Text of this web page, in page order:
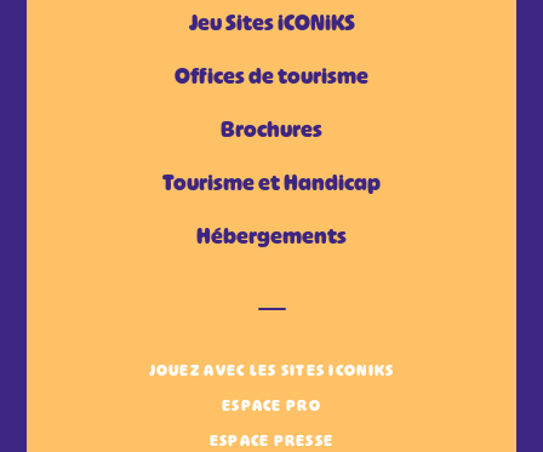
Jeu Sites iCONiKS
Offices de tourisme
Brochures
Tourisme et Handicap
Hébergements
JOUEZ AVEC LES SITES ICONIKS
ESPACE PRO
ESPACE PRESSE